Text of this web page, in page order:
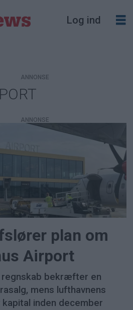
Log ind
plan om
Airport
regnskab bekræfter en
mens lufthavnens
inden december